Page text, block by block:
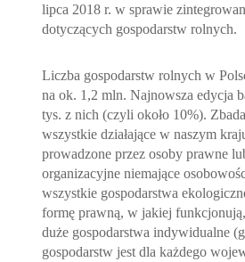
lipca 2018 r. w sprawie
dotyczących gospodarstw rolnych.
Liczba gospodarstw rolnych w
na ok. 1,2 mln. Najnowsza edycja
tys. z nich (czyli około 10%).
wszystkie działające w naszym
prowadzone przez osoby prawne
organizacyjne niemające
wszystkie gospodarstwa
formę prawną, w jakiej
duże gospodarstwa indywidualne
gospodarstw jest dla każdego